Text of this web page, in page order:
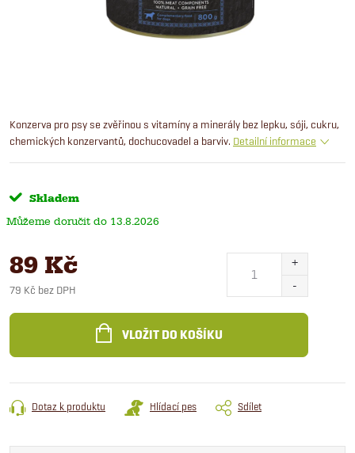
Konzerva pro psy se zvěřinou s vitamíny a minerály bez lepku, sóji, cukru,
chemických konzervantů, dochucovadel a barviv. Detailní informace
Skladem
13.8.2026
89 Kč
79 Kč bez DPH
cena:
VLOŽIT DO KOŠÍKU
Dotaz k produktu Hlídací pes Sdílet